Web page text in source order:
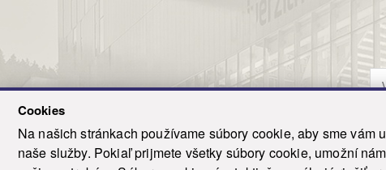
Cookies
Na našich stránkach používame súbory cookie, aby sme
naše služby. Pokiaľ prijmete všetky súbory cookie, umožní
© 2021-2026